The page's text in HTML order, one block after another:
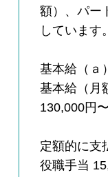
額）、パー
しています。
基本給（ａ）
基本給（月
130,000円
定額的に支
役職手当